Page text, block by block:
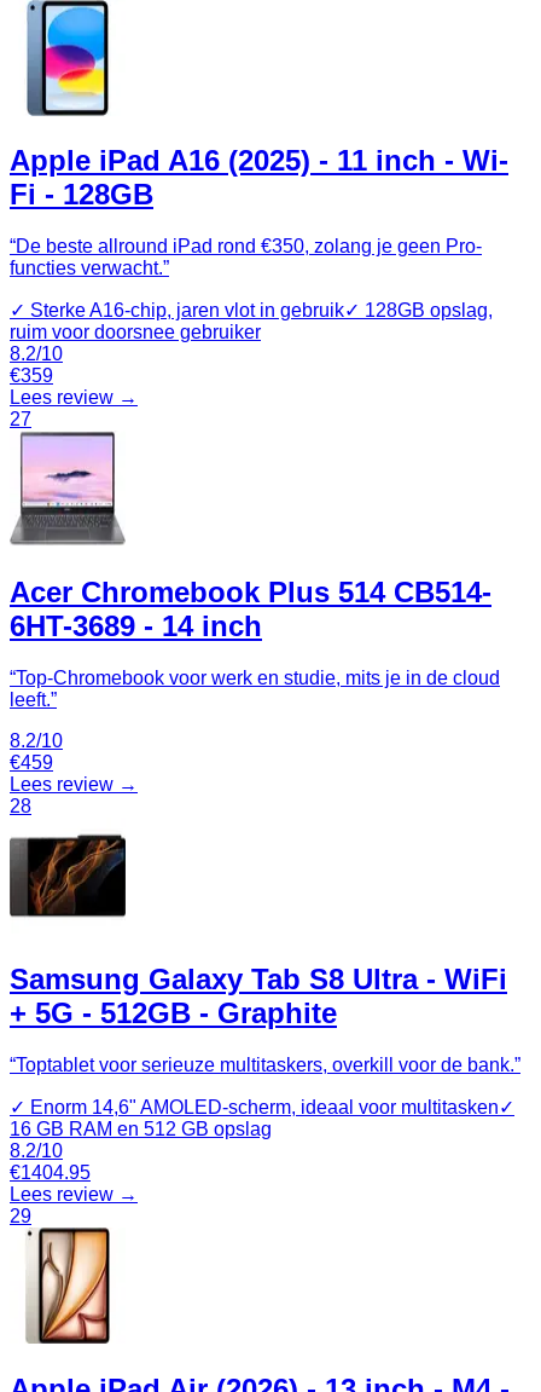
Apple iPad A16 (2025) - 11 inch - Wi-
Fi - 128GB
“De beste allround iPad rond €350, zolang je geen Pro-
functies verwacht.”
✓ Sterke A16‑chip, jaren vlot in gebruik✓ 128GB opslag,
ruim voor doorsnee gebruiker
8.2/10
€359
Lees review →
27
Acer Chromebook Plus 514 CB514-
6HT-3689 - 14 inch
“Top-Chromebook voor werk en studie, mits je in de cloud
leeft.”
8.2/10
€459
Lees review →
28
Samsung Galaxy Tab S8 Ultra - WiFi
+ 5G - 512GB - Graphite
“Toptablet voor serieuze multitaskers, overkill voor de bank.”
✓ Enorm 14,6" AMOLED‑scherm, ideaal voor multitasken✓
16 GB RAM en 512 GB opslag
8.2/10
€1404.95
Lees review →
29